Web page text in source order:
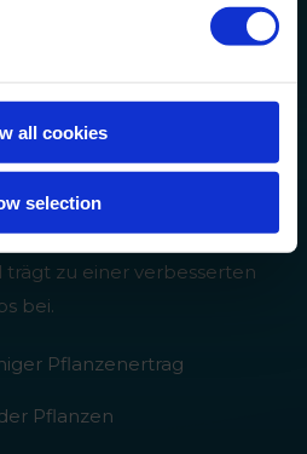
all cookies
selection
hat auch die Anzahl der
jährlichen Reduzierung der
führt.
in Ihr
zu einer verbesserten
bei.
Pflanzenertrag
Pflanzen